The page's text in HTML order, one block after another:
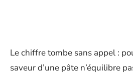
Le chiffre tombe sans appel :
saveur d’une pâte n’équilibre